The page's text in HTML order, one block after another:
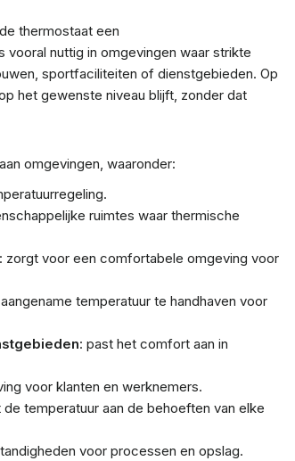
thermostaat een
nuttig in omgevingen waar strikte
sportfaciliteiten of dienstgebieden. Op
het gewenste niveau blijft, zonder dat
omgevingen, waaronder:
ruimtes waar thermische
: zorgt voor een comfortabele omgeving voor
temperatuur te handhaven voor
: past het comfort aan in
voor klanten en werknemers.
de temperatuur aan de behoeften van elke
voor processen en opslag.